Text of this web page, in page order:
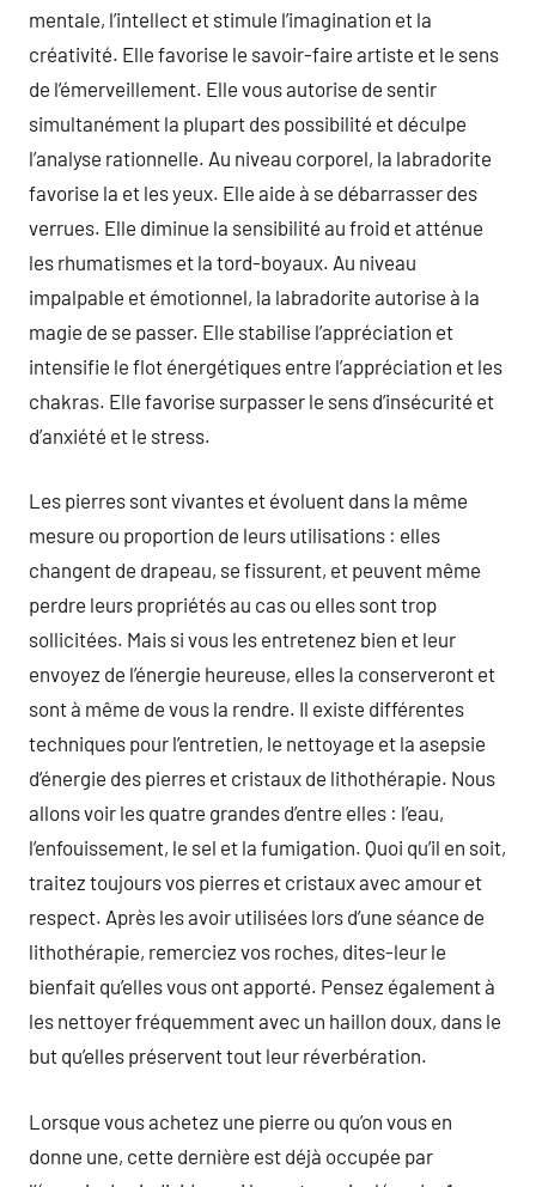
mentale, l’intellect et stimule l’imagination et la
créativité. Elle favorise le savoir-faire artiste et le sens
de l’émerveillement. Elle vous autorise de sentir
simultanément la plupart des possibilité et déculpe
l’analyse rationnelle. Au niveau corporel, la labradorite
favorise la et les yeux. Elle aide à se débarrasser des
verrues. Elle diminue la sensibilité au froid et atténue
les rhumatismes et la tord-boyaux. Au niveau
impalpable et émotionnel, la labradorite autorise à la
magie de se passer. Elle stabilise l’appréciation et
intensifie le flot énergétiques entre l’appréciation et les
chakras. Elle favorise surpasser le sens d’insécurité et
d’anxiété et le stress.
Les pierres sont vivantes et évoluent dans la même
mesure ou proportion de leurs utilisations : elles
changent de drapeau, se fissurent, et peuvent même
perdre leurs propriétés au cas ou elles sont trop
sollicitées. Mais si vous les entretenez bien et leur
envoyez de l’énergie heureuse, elles la conserveront et
sont à même de vous la rendre. Il existe différentes
techniques pour l’entretien, le nettoyage et la asepsie
d’énergie des pierres et cristaux de lithothérapie. Nous
allons voir les quatre grandes d’entre elles : l’eau,
l’enfouissement, le sel et la fumigation. Quoi qu’il en soit,
traitez toujours vos pierres et cristaux avec amour et
respect. Après les avoir utilisées lors d’une séance de
lithothérapie, remerciez vos roches, dites-leur le
bienfait qu’elles vous ont apporté. Pensez également à
les nettoyer fréquemment avec un haillon doux, dans le
but qu’elles préservent tout leur réverbération.
Lorsque vous achetez une pierre ou qu’on vous en
donne une, cette dernière est déjà occupée par